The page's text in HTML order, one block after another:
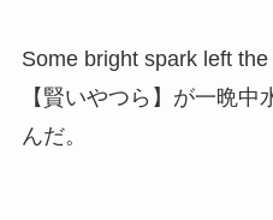
Some bright spark left
【賢いやつら】が一晩
んだ。